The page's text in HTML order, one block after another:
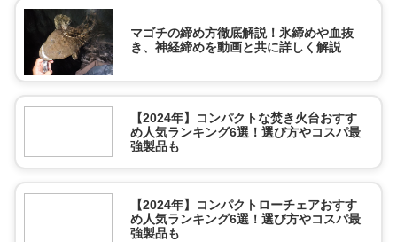
マゴチの締め方徹底解説！氷締めや血抜
き、神経締めを動画と共に詳しく解説
【2024年】コンパクトな焚き火台おすす
め人気ランキング6選！選び方やコスパ最
強製品も
【2024年】コンパクトローチェアおすす
め人気ランキング6選！選び方やコスパ最
強製品も